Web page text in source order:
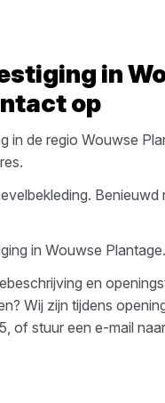
in
op
in de regio Wouwse
. Benieuwd
in Wouwse Plantage.
en
Wij zijn tijdens
, of stuur een e-mail naar